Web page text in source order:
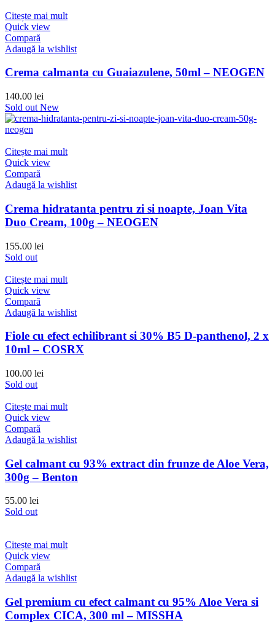
Citește mai mult
Quick view
Compară
Adaugă la wishlist
Crema calmanta cu Guaiazulene, 50ml – NEOGEN
140.00 lei
Sold out New
Citește mai mult
Quick view
Compară
Adaugă la wishlist
Crema hidratanta pentru zi si noapte, Joan Vita
Duo Cream, 100g – NEOGEN
155.00 lei
Sold out
Citește mai mult
Quick view
Compară
Adaugă la wishlist
Fiole cu efect echilibrant si 30% B5 D-panthenol, 2 x
10ml – COSRX
100.00 lei
Sold out
Citește mai mult
Quick view
Compară
Adaugă la wishlist
Gel calmant cu 93% extract din frunze de Aloe Vera,
300g – Benton
55.00 lei
Sold out
Citește mai mult
Quick view
Compară
Adaugă la wishlist
Gel premium cu efect calmant cu 95% Aloe Vera si
Complex CICA, 300 ml – MISSHA